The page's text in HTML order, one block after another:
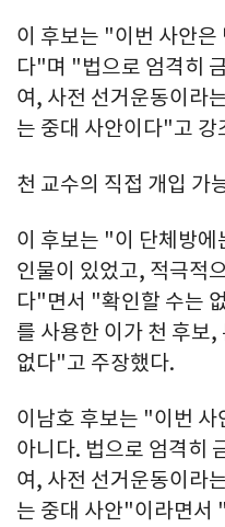
이 후보는 "이번 사안은
다"며 "법으로 엄격히
여, 사전 선거운동이라
는 중대 사안이다"고 강
천 교수의 직접 개입 가
이 후보는 "이 단체방
인물이 있었고, 적극적
다"면서 "확인할 수는
를 사용한 이가 천 후보
없다"고 주장했다.
이남호 후보는 "이번 사
아니다. 법으로 엄격히
여, 사전 선거운동이라
는 중대 사안"이라면서